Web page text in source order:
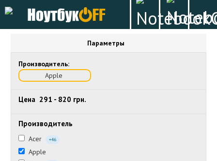
Параметры
Производитель:
Apple
Цена 291 - 820 грн.
Производитель
Acer +46
Apple